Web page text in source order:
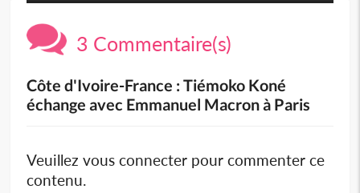
3 Commentaire(s)
Côte d'Ivoire-France : Tiémoko Koné
échange avec Emmanuel Macron à Paris
Veuillez vous connecter pour commenter ce
contenu.